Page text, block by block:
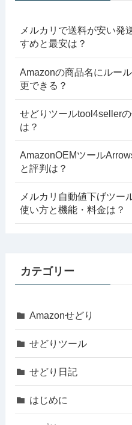
メルカリで送料が安い発
すめと最安は？
Amazonの商品名にルー
更できる？
せどりツールtool4seller
は？
AmazonOEMツール
と評判は？
メルカリ自動値下げツー
使い方と機能・料金は？
カテゴリー
Amazonせどり
せどりツール
せどり日記
はじめに